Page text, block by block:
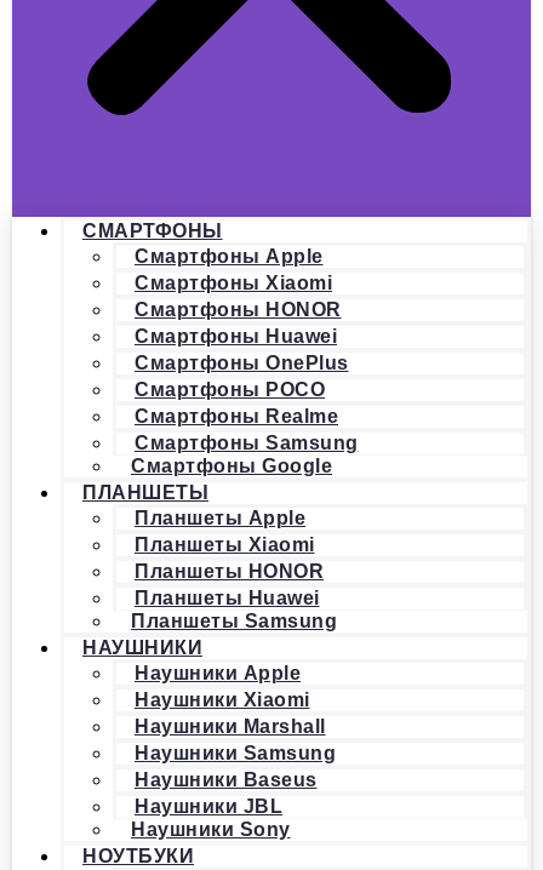
СМАРТФОНЫ
Смартфоны Apple
Смартфоны Xiaomi
Смартфоны HONOR
Смартфоны Huawei
Смартфоны OnePlus
Смартфоны POCO
Смартфоны Realme
Смартфоны Samsung
Смартфоны Google
ПЛАНШЕТЫ
Планшеты Apple
Планшеты Xiaomi
Планшеты HONOR
Планшеты Huawei
Планшеты Samsung
НАУШНИКИ
Наушники Apple
Наушники Xiaomi
Наушники Marshall
Наушники Samsung
Наушники Baseus
Наушники JBL
Наушники Sony
НОУТБУКИ